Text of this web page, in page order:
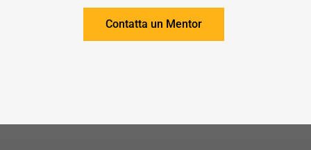
Contatta un Mentor